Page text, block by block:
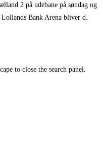
2 på udebane på søndag og
Lollands Bank Arena bliver d.
to close the search panel.